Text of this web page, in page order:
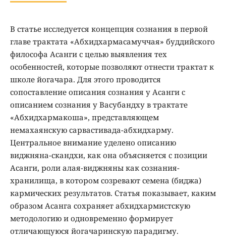
В статье исследуется концепция сознания в первой
главе трактата «Абхидхармасамуччая» буддийского
философа Асанги с целью выявления тех
особенностей, которые позволяют отнести трактат к
школе йогачара. Для этого проводится
сопоставление описания сознания у Асанги с
описанием сознания у Васубандху в трактате
«Абхидхармакоша», представляющем
немахаянскую сарвастивада-абхидхарму.
Центральное внимание уделено описанию
виджняна-скандхи, как она объясняется с позиции
Асанги, роли алая-виджняны как сознания-
хранилища, в котором созревают семена (биджа)
кармических результатов. Статья показывает, каким
образом Асанга сохраняет абхидхармистскую
методологию и одновременно формирует
отличающуюся йогачаринскую парадигму.